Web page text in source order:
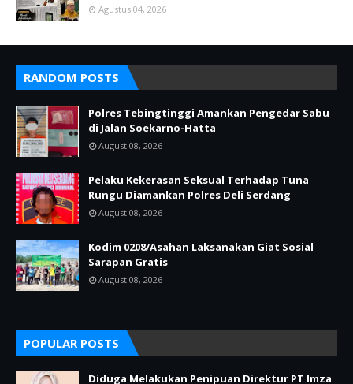
Agustus 04, 2026
RANDOM POSTS
Polres Tebingtinggi Amankan Pengedar Sabu
di Jalan Soekarno-Hatta
August 08, 2026
Pelaku Kekerasan Seksual Terhadap Tuna
Rungu Diamankan Polres Deli Serdang
August 08, 2026
Kodim 0208/Asahan Laksanakan Giat Sosial
Sarapan Gratis
August 08, 2026
POPULAR POSTS
Diduga Melakukan Penipuan Direktur PT Imza